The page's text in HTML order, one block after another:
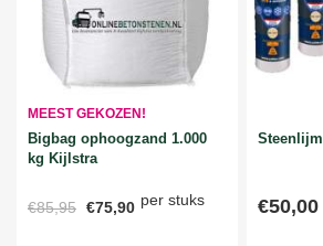
MEEST GEKOZEN!
Bigbag ophoogzand 1.000
kg Kijlstra
€85,95 €75,90 per stuks €50,00